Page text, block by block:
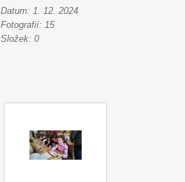
Datum: 1. 12. 2024
Fotografií: 15
Složek: 0